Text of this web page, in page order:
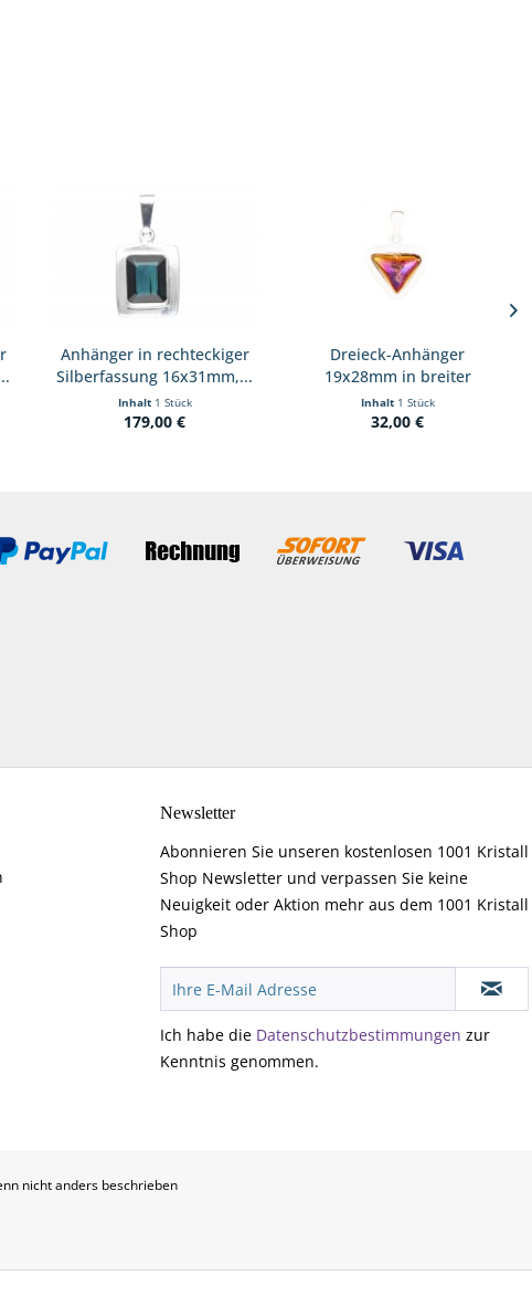
Anhänger in rechteckiger
Silberfassung 16x31mm,...
Inhalt 1 Stück
179,00 €
Dreieck-Anhänger
19x28mm in breiter
Fassung...
Inhalt 1 Stück
32,00 €
Newsletter
Abonnieren Sie unseren kostenlosen 1001 Kristall
Shop Newsletter und verpassen Sie keine
Neuigkeit oder Aktion mehr aus dem 1001 Kristall
Shop
Ich habe die Datenschutzbestimmungen zur
Kenntnis genommen.
nicht anders beschrieben